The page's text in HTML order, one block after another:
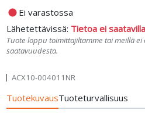
fiber_manual_record Ei varastossa
Lähetettävissä: Tietoa ei saatavilla
Tuote loppu toimittajiltamme tai meillä
saatavuudesta.
ACX10-004011NR
TuotekuvausTuoteturvallisuus